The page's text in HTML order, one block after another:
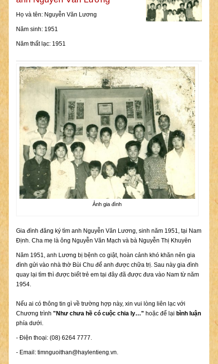
Họ và tên: Nguyễn Văn Lương
Năm sinh: 1951
Năm thất lạc: 1951
Ảnh gia đình
Gia đình đăng ký tìm anh Nguyễn Văn Lương, sinh năm 1951, tại Nam
Định. Cha mẹ là ông Nguyễn Văn Mạch và bà Nguyễn Thị Khuyên
Năm 1951, anh Lương bị bệnh co giật, hoàn cảnh khó khăn nên gia
đình gửi vào nhà thờ Bùi Chu để anh được chữa trị. Sau này gia đình
quay lại tìm thì được biết trẻ em tại đây đã được đưa vào Nam từ năm
1954.
Nếu ai có thông tin gì về trường hợp này, xin vui lòng liên lạc với
Chương trình "Như chưa hề có cuộc chia ly…" hoặc để lại bình luận
phía dưới.
- Điện thoại: (08) 6264 7777.
- Email: timnguoithan@haylentieng.vn